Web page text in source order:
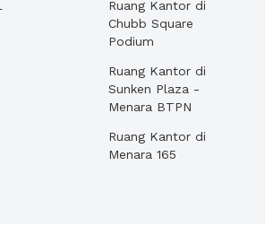
Ruang Kantor di
Chubb Square
Podium
Ruang Kantor di
Sunken Plaza -
Menara BTPN
Ruang Kantor di
Menara 165